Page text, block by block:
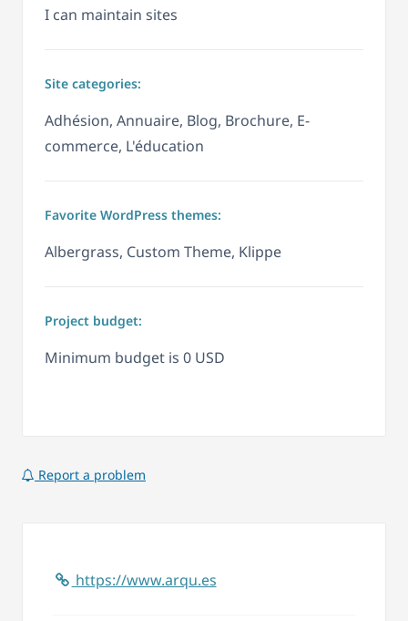
I can maintain sites
Site categories:
Adhésion, Annuaire, Blog, Brochure, E-
commerce, L'éducation
Favorite WordPress themes:
Albergrass, Custom Theme, Klippe
Project budget:
Minimum budget is 0 USD
Report a problem
https://www.arqu.es